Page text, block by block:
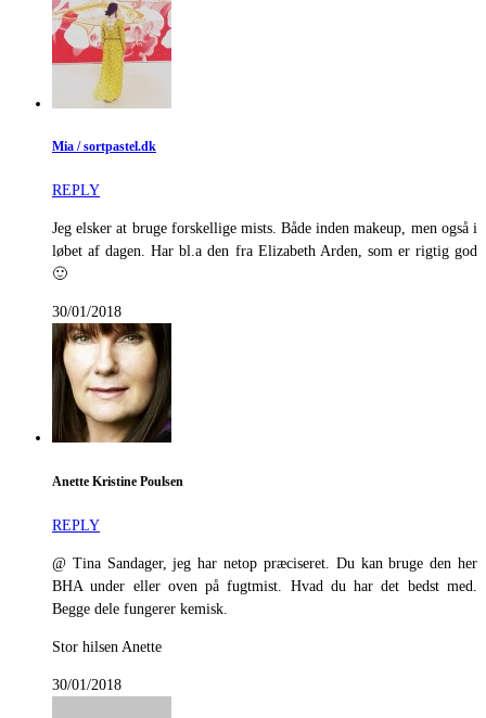
Mia / sortpastel.dk
REPLY
Jeg elsker at bruge forskellige mists. Både inden makeup, men også i
løbet af dagen. Har bl.a den fra Elizabeth Arden, som er rigtig god
🙂
30/01/2018
Anette Kristine Poulsen
REPLY
@ Tina Sandager, jeg har netop præciseret. Du kan bruge den her
BHA under eller oven på fugtmist. Hvad du har det bedst med.
Begge dele fungerer kemisk.
Stor hilsen Anette
30/01/2018